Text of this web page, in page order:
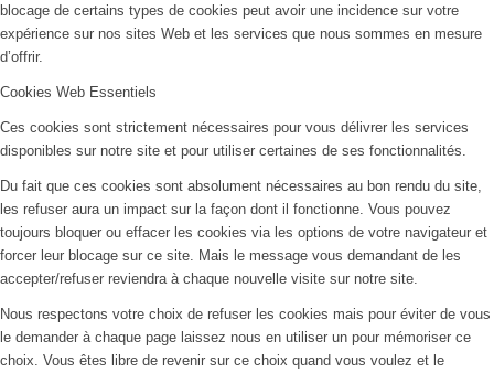
blocage de certains types de cookies peut avoir une incidence sur votre
expérience sur nos sites Web et les services que nous sommes en mesure
d’offrir.
Cookies Web Essentiels
Ces cookies sont strictement nécessaires pour vous délivrer les services
disponibles sur notre site et pour utiliser certaines de ses fonctionnalités.
Du fait que ces cookies sont absolument nécessaires au bon rendu du site,
les refuser aura un impact sur la façon dont il fonctionne. Vous pouvez
toujours bloquer ou effacer les cookies via les options de votre navigateur et
forcer leur blocage sur ce site. Mais le message vous demandant de les
accepter/refuser reviendra à chaque nouvelle visite sur notre site.
Nous respectons votre choix de refuser les cookies mais pour éviter de vous
le demander à chaque page laissez nous en utiliser un pour mémoriser ce
choix. Vous êtes libre de revenir sur ce choix quand vous voulez et le